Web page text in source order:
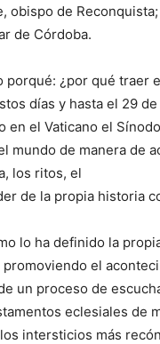
obispo de
de Córdoba.
porqué: ¿por qué traer
días y hasta el 29
en el Vaticano el
mundo de manera de
los ritos, el
de la propia historia
lo ha definido la
el
un proceso de
eclesiales de
intersticios más